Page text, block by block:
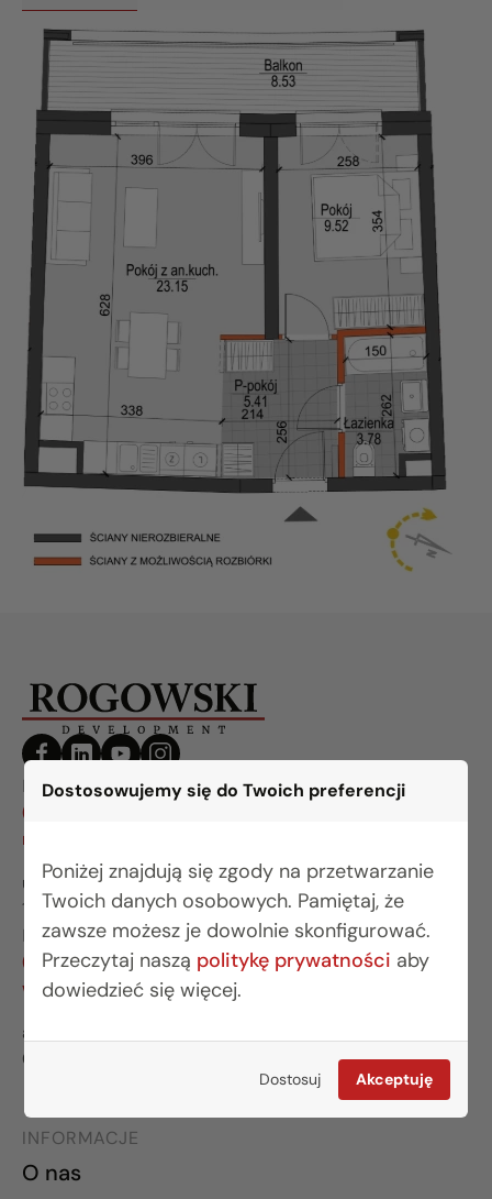
Dostosowujemy się do Twoich preferencji
Poniżej znajdują się zgody na przetwarzanie
Twoich danych osobowych. Pamiętaj, że
zawsze możesz je dowolnie skonfigurować.
Przeczytaj naszą politykę prywatności aby
dowiedzieć się więcej.
Dostosuj Akceptuję
BIURO BIAŁYSTOK
(85) 749 99 09
mieszkania@rogowskidevelopment.pl
ul. Legionowa 28 lok. 202
15-281 Białystok
BIURO WARSZAWA
(22) 642 03 55
warszawa@rogowskidevelopment.pl
al. Wilanowska 67E lok. U5
02-765 Warszawa
INFORMACJE
O nas